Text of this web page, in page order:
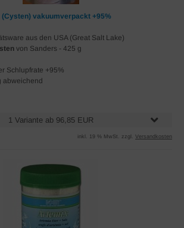
vakuumverpackt +95%
aus den USA (Great Salt Lake)
von Sanders - 425 g
Schlupfrate +95%
abweichend
1 Variante ab 96,85 EUR
inkl. 19 % MwSt. zzgl. Versandkosten